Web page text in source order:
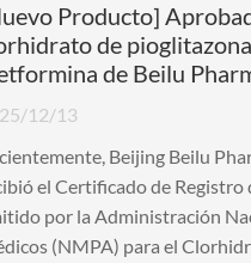
Producto]
de
de Beilu
12/13
Beijing Beilu
el Certificado de Registro
por la Administración
(NMPA) para el